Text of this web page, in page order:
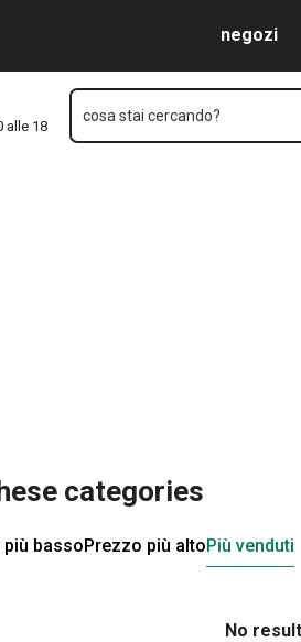
negozi
alle 18
cosa stai cercando?
categories
bassoPrezzo più altoPiù venduti
No